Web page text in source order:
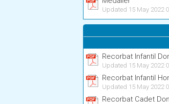
Updated 15 May 2022
Recorbat Infantil
Updated 15 May 2022
Recorbat Infantil
Updated 15 May 2022
Recorbat Cadet